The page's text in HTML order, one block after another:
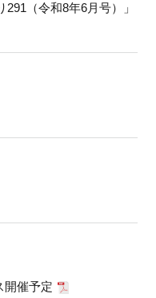
（令和8年6月号）」
開催予定